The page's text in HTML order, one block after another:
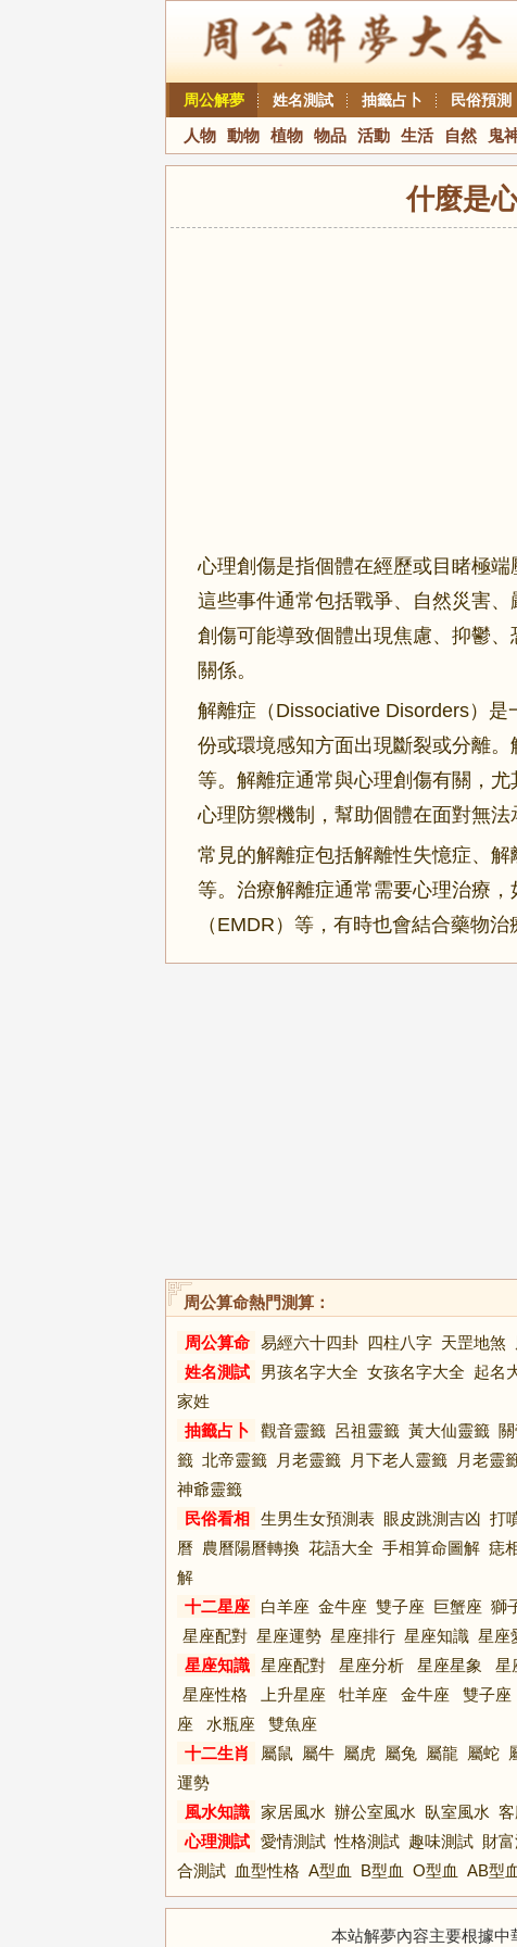
周公解夢
姓名測試 抽籤占卜 民俗預測
人物 動物 植物 物品 活動 生活 自然 鬼
什麼是
心理創傷是指個體在經歷或目睹極端
這些事件通常包括戰爭、自然災害
創傷可能導致個體出現焦慮、抑鬱
關係。
解離症（Dissociative Disorders）
份或環境感知方面出現斷裂或分離
等。解離症通常與心理創傷有關，
心理防禦機制，幫助個體在面對無法
常見的解離症包括解離性失憶症、
等。治療解離症通常需要心理治療
（EMDR）等，有時也會結合藥物治
周公算命熱門測算：
周公算命 易經六十四卦 四柱八字 天罡地煞
姓名測試
男孩名字大全 女孩名字大全 起名
家姓
抽籤占卜
觀音靈籤 呂祖靈籤 黃大仙靈籤
籤 北帝靈籤 月老靈籤 月下老人靈籤 月老靈
神爺靈籤
民俗看相
生男生女預測表 眼皮跳測吉凶 打
曆 農曆陽曆轉換 花語大全 手相算命圖解 痣
解
十二星座
白羊座 金牛座 雙子座 巨蟹座 獅
星座配對 星座運勢 星座排行 星座知識 星座
星座知識 星座配對 星座分析 星座星象 星
星座性格
上升星座 牡羊座 金牛座 雙子座
座
水瓶座
雙魚座
十二生肖
屬鼠 屬牛 屬虎 屬兔 屬龍 屬蛇
運勢
風水知識 家居風水 辦公室風水 臥室風水
心理測試 愛情測試 性格測試 趣味測試 財
合測試 血型性格 A型血 B型血 O型血 AB型血
本站解夢內容主要根據中